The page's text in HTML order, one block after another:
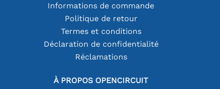
Informations de commande
Politique de retour
Termes et conditions
Déclaration de confidentialité
Réclamations
À PROPOS OPENCIRCUIT